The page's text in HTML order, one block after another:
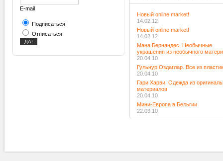
E-mail
Подписаться
Отписаться
Новый online market!
14.02.12
Новый online market!
14.02.12
Мана Бернандес. Необычные
украшения из необычного
20.04.10
Гульнур Оздаглар. Все из
20.04.10
Гари Харви. Одежда из
материалов
20.04.10
Мини-Европа в Бельгии
22.03.10